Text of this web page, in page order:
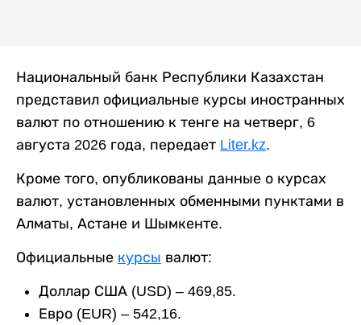
Национальный банк Республики Казахстан
представил официальные курсы иностранных
валют по отношению к тенге на четверг, 6
августа 2026 года, передает Liter.kz.
Кроме того, опубликованы данные о курсах
валют, установленных обменными пунктами в
Алматы, Астане и Шымкенте.
Официальные курсы валют:
Доллар США (USD) – 469,85.
Евро (EUR) – 542,16.